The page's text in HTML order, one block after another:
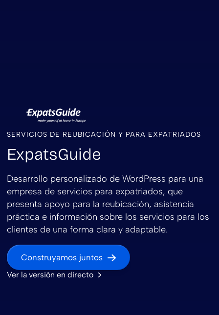
SERVICIOS DE REUBICACIÓN Y PARA EXPATRIADOS
ExpatsGuide
Desarrollo personalizado de WordPress para una
empresa de servicios para expatriados, que
presenta apoyo para la reubicación, asistencia
práctica e información sobre los servicios para los
clientes de una forma clara y adaptable.
Construyamos juntos
Ver la versión en directo